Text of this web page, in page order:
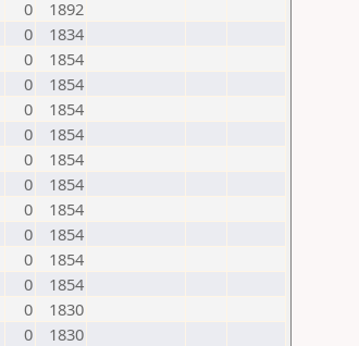
0
1892
0
1834
0
1854
0
1854
0
1854
0
1854
0
1854
0
1854
0
1854
0
1854
0
1854
0
1854
0
1830
0
1830